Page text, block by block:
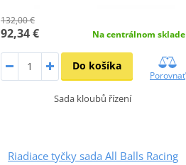
132,00 €
92,34 € Na centrálnom sklade
Do košíka
Porovnať
Sada kloubů řízení
Riadiace tyčky sada All Balls Racing